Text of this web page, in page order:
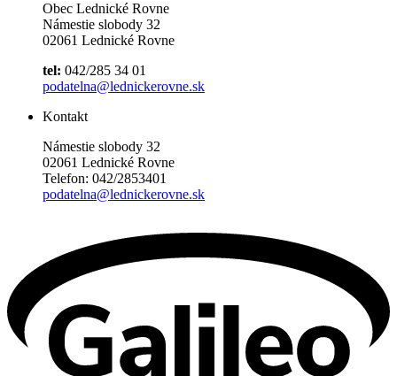
Obec Lednické Rovne
Námestie slobody 32
02061 Lednické Rovne
tel: 042/285 34 01
podatelna@lednickerovne.sk
Kontakt
Námestie slobody 32
02061 Lednické Rovne
Telefon: 042/2853401
podatelna@lednickerovne.sk